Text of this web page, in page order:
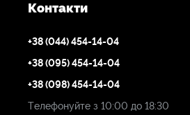
Контакти
+38 (044) 454-14-04
+38 (095) 454-14-04
+38 (098) 454-14-04
Телефонуйте з 10:00 до 18:30